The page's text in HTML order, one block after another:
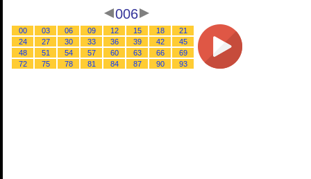
006
00 03 06 09 12 15 18
21
24
27 30 33 36 39 42
45
48
51 54 57 60 63 66
69
72
75 78 81 84 87 90 93